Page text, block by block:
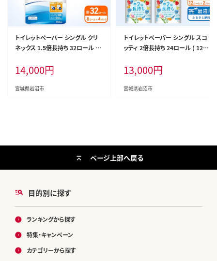
トイレットペーパー シングル クリ
ネックス 1.5倍長持ち 32ロール ( 8
香料 日用品 防災 備蓄 日本製 宮
城県 岩沼市
14,000円
宮城県岩沼市
トイレットペーパー シングル スコ
ッティ 2倍長持ち 24ロール ( 12ロ
香り付き 日用品 防災 備蓄 日本製
宮城県 岩沼市
13,000円
宮城県岩沼市
目的別に探す
ランキングから探す
特集・キャンペーン
カテゴリーから探す
ページ上部へ戻る